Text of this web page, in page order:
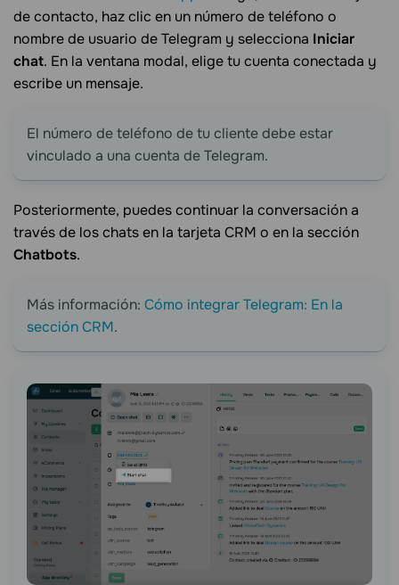
de contacto, haz clic en un número de teléfono o
nombre de usuario de Telegram y selecciona Iniciar
chat. En la ventana modal, elige tu cuenta conectada y
escribe un mensaje.
El número de teléfono de tu cliente debe estar
vinculado a una cuenta de Telegram.
Posteriormente, puedes continuar la conversación a
través de los chats en la tarjeta CRM o en la sección
Chatbots.
Más información: Cómo integrar Telegram: En la
sección CRM.